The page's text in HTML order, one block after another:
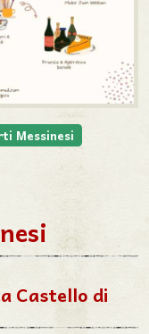
Messinesi
Castello di